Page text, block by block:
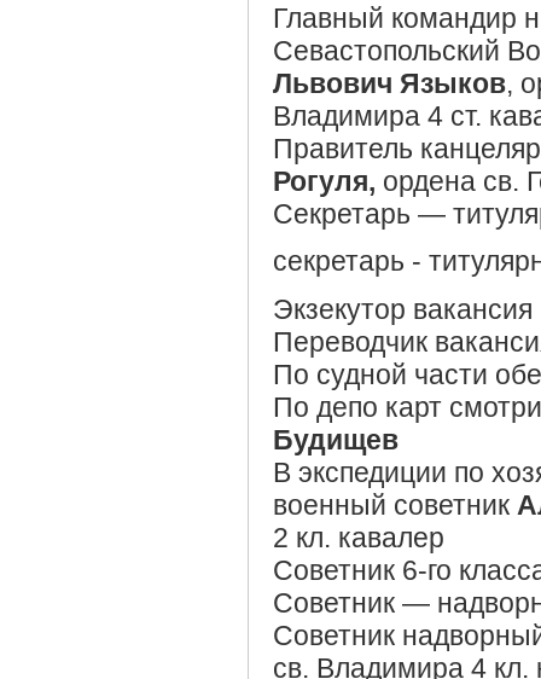
Главный командир
Севастопольский
Львович Языков,
Владимира 4 ст.
Правитель
Рогуля, ордена св.
Секретарь —
секретарь -
Экзекутор вакансия
Переводчик
По судной части
По депо карт
Будищев
В экспедиции по
военный советник
2 кл. кавалер
Советник 6-го
Советник —
Советник
св. Владимира 4 кл.